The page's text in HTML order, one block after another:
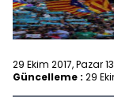
29 Ekim 2017, Pazar
Güncelleme : 29